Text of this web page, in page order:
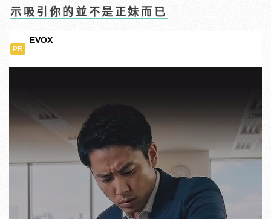
示吸引你的並不是正妹而已
PR
EVOX